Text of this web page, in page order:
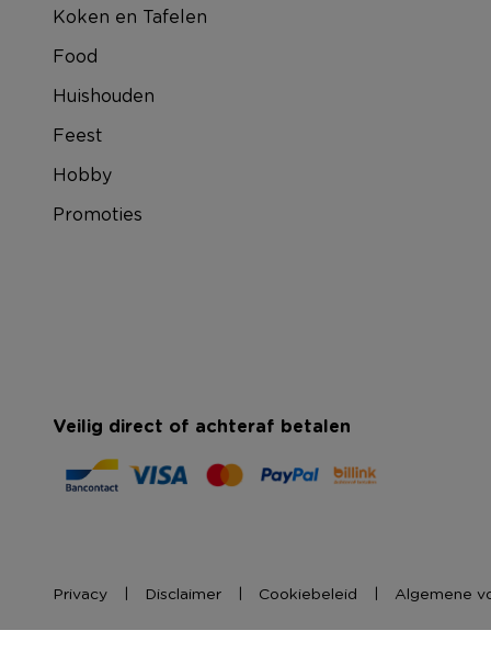
Koken en Tafelen
Food
Huishouden
Feest
Hobby
Promoties
Veilig direct of achteraf betalen
Privacy Disclaimer Cookiebeleid Algemene